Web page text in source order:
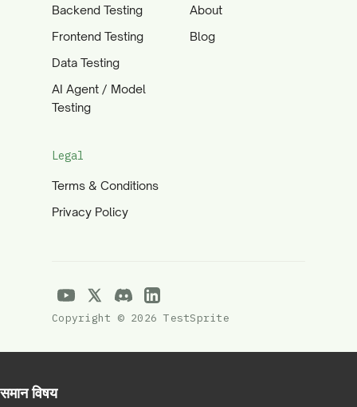
Backend Testing
Frontend Testing
Data Testing
AI Agent / Model
Testing
About
Blog
Legal
Terms & Conditions
Privacy Policy
Copyright © 2026 TestSprite
समान विषय